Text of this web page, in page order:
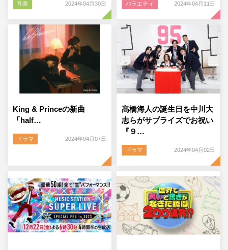
音楽 2024年04月30日 バラエティ 2024年04月11日
King & Princeの新曲
「half…
ドラマ 2024年04月07日
髙橋海人の誕生日を中川大
志らがサプライズでお祝い
『９…
ドラマ 2024年04月02日